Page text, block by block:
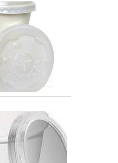
FDA. Tudo
equipe com
proativos e
fecha
entrega com
toda a carteira
alta resolução
e justo;
benefício;
QUALIDADE
PIPOCA PARA
na
encontra o
no ramo de
opções como
baldes,
de papel,
dentre outros